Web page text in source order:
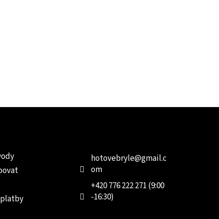
hotovebryle@gmail.c
om
+420 776 222 271 (9:00
-16:30)